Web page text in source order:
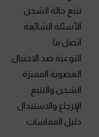
تتبع حالة الشحن
الأسئلة الشائعة
اتصل بنا
التوعية ضد الاحتيال
العضوية المميزة
الشحن والتتبع
الإرجاع والاستبدال
دليل المقاسات